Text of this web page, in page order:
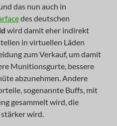
das nun auch in
des deutschen
wird damit eher indirekt
in virtuellen Läden
zum Verkauf, um damit
Munitionsgurte, bessere
abzunehmen. Andere
sogenannte Buffs, mit
gesammelt wird, die
wird.